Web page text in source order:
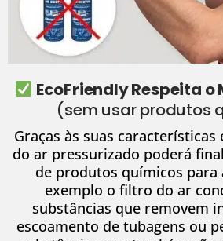
EcoFriendly Respeita
(sem usar produtos
Graças às suas
do ar pressurizado poderá
de produtos químicos para
exemplo o filtro do ar
substâncias que removem
escoamento de tubagens ou